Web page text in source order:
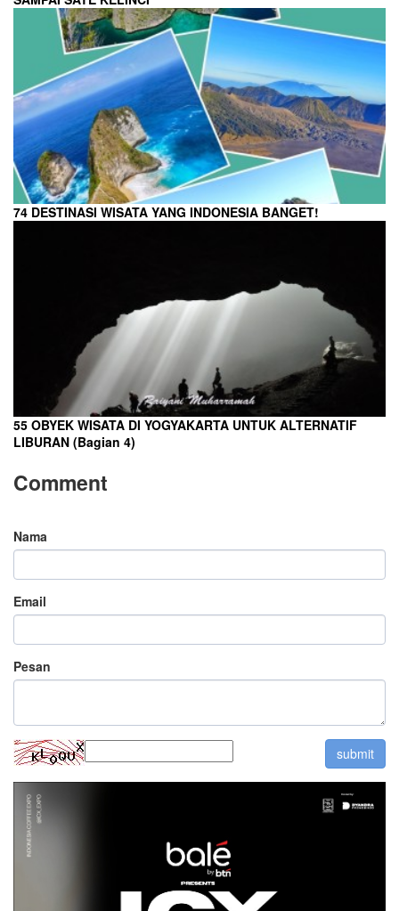
74 DESTINASI WISATA YANG INDONESIA BANGET!
55 OBYEK WISATA DI YOGYAKARTA UNTUK ALTERNATIF
LIBURAN (Bagian 4)
Comment
Nama
Email
Pesan